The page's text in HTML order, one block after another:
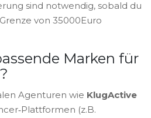
sind notwendig, sobald du
von 35000Euro
Marken für
Agenturen wie KlugActive
(z.B.